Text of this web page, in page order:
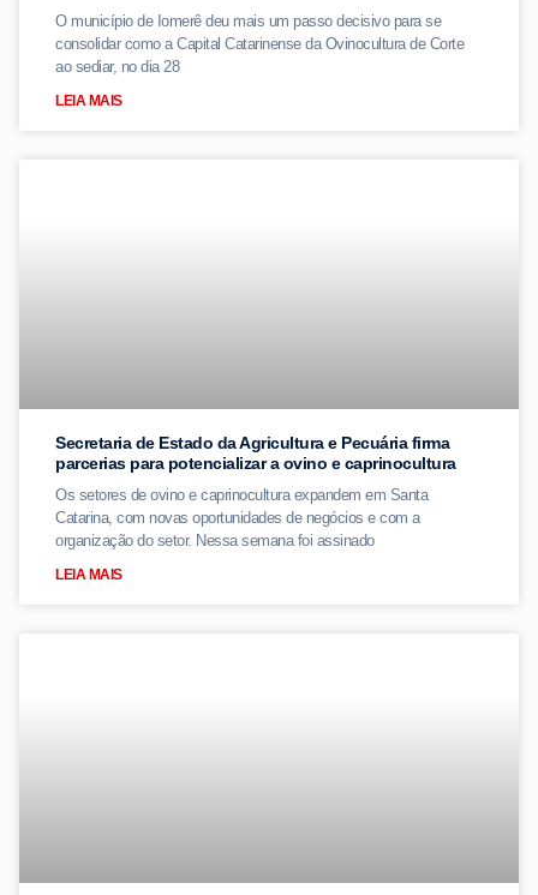
O município de Iomerê deu mais um passo decisivo para se
consolidar como a Capital Catarinense da Ovinocultura de Corte
ao sediar, no dia 28
LEIA MAIS
Secretaria de Estado da Agricultura e Pecuária firma
parcerias para potencializar a ovino e caprinocultura
Os setores de ovino e caprinocultura expandem em Santa
Catarina, com novas oportunidades de negócios e com a
organização do setor. Nessa semana foi assinado
LEIA MAIS